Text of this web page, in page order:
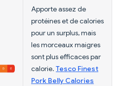
Apporte assez de
protéines et de calories
pour un surplus, mais
les morceaux maigres
sont plus efficaces par
calorie. Tesco Finest
Pork Belly Calories